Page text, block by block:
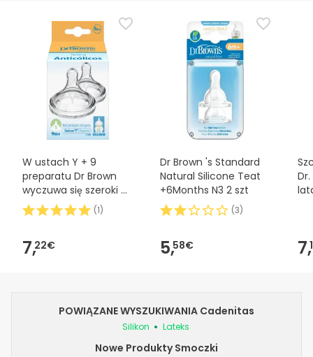
W ustach Y + 9
preparatu Dr Brown
wyczuwa się szeroki w
jamie ustnej
silikonowy kształt ust
(1)
7,22€
Dr Brown 's Standard
Natural Silicone Teat
+6Months N3 2 szt
(3)
5,58€ 7,
POWIĄZANE WYSZUKIWANIA Cadenitas
Silikon Lateks
Nowe Produkty Smoczki